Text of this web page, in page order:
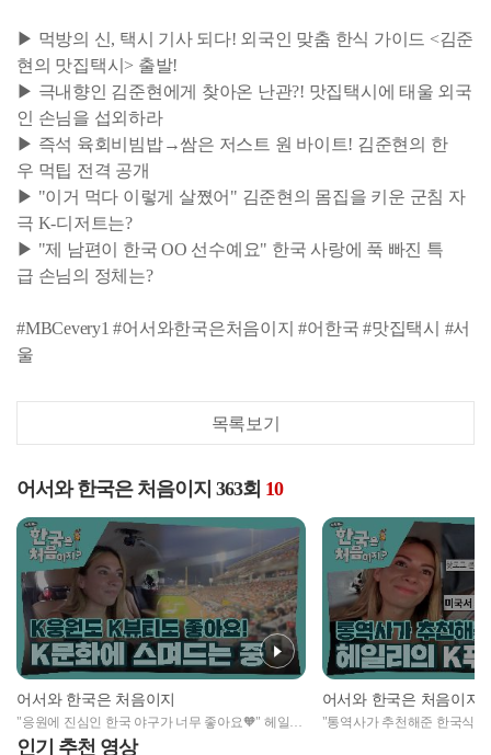
▶ 먹방의 신, 택시 기사 되다! 외국인 맞춤 한식 가이드 <김준
현의 맛집택시> 출발!
▶ 극내향인 김준현에게 찾아온 난관?! 맛집택시에 태울 외국
인 손님을 섭외하라
▶ 즉석 육회비빔밥→쌈은 저스트 원 바이트! 김준현의 한
우 먹팁 전격 공개
▶ "이거 먹다 이렇게 살쪘어" 김준현의 몸집을 키운 군침 자
극 K-디저트는?
▶ "제 남편이 한국 OO 선수예요" 한국 사랑에 푹 빠진 특
급 손님의 정체는?
#MBCevery1 #어서와한국은처음이지 #어한국 #맛집택시 #서
울
목록보기
어서와 한국은 처음이지 363회 10
어서와 한국은 처음이지
"응원에 진심인 한국 야구가 너무 좋아요🧡" 헤일리
는 한국 문화에 스며드는ing
어서와 한국은 처음이지
"통역사가 추천해준 한국식
인기 추천 영상